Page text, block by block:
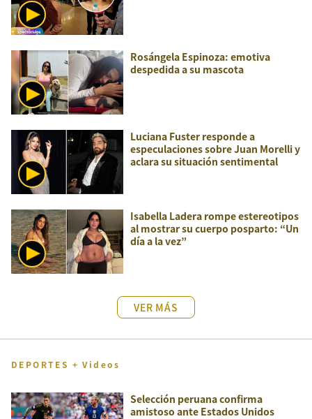
Rosángela Espinoza: emotiva
despedida a su mascota
Luciana Fuster responde a
especulaciones sobre Juan Morelli y
aclara su situación sentimental
Isabella Ladera rompe estereotipos
al mostrar su cuerpo posparto: “Un
día a la vez”
VER MÁS
DEPORTES + Videos
Selección peruana confirma
amistoso ante Estados Unidos